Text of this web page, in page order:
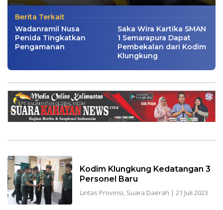
Berita Terkait
Wadanramil Nusa
Penida Tingkatkan
Pengamanan
Saka Wira Kartika SMAN
1 Semarapura Dapat
Pembekalan dari Kodim
Klungkung
Kodim Klungkung Kedatangan 3
Personel Baru
Lintas Provinsi, Suara Daerah | 21 Juli 2023